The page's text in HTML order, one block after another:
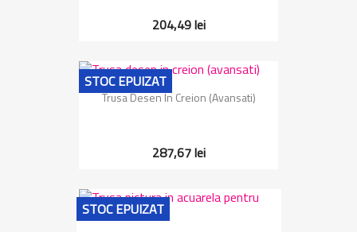
204,49 lei
Trusa Desen In Creion (avansati)
287,67 lei
STOC EPUIZAT
STOC EPUIZAT